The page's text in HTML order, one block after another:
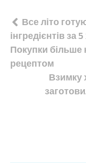
Навігація
записів
Все літо
інгредієнтів за
Покупки більше
рецептом
Взимку